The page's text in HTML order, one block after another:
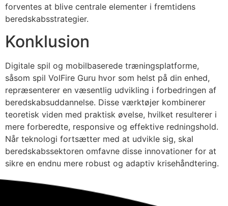
forventes at blive centrale elementer i fremtidens
beredskabsstrategier.
Konklusion
Digitale spil og mobilbaserede træningsplatforme,
såsom spil VolFire Guru hvor som helst på din enhed,
repræsenterer en væsentlig udvikling i forbedringen af
beredskabsuddannelse. Disse værktøjer kombinerer
teoretisk viden med praktisk øvelse, hvilket resulterer i
mere forberedte, responsive og effektive redningshold.
Når teknologi fortsætter med at udvikle sig, skal
beredskabssektoren omfavne disse innovationer for at
sikre en endnu mere robust og adaptiv krisehåndtering.